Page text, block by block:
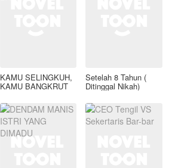
KAMU SELINGKUH,
KAMU BANGKRUT
Setelah 8 Tahun (
Ditinggal Nikah)